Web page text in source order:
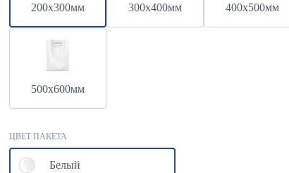
200х300мм 300х400мм 400х500мм
500х600мм
ЦВЕТ ПАКЕТА
Белый